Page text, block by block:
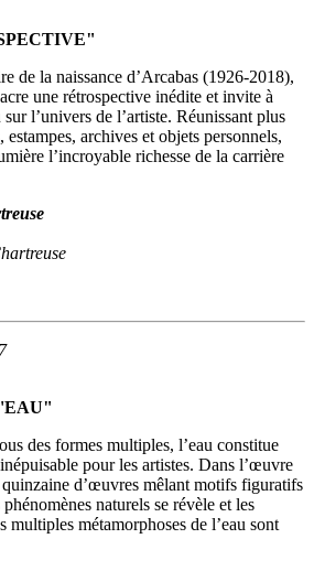
de la naissance d’Arcabas (1926-2018),
une rétrospective inédite et invite à
l’univers de l’artiste. Réunissant plus
archives et objets personnels,
l’incroyable richesse de la carrière
des formes multiples, l’eau constitue
pour les artistes. Dans l’œuvre
quinzaine d’œuvres mêlant motifs figuratifs
naturels se révèle et les
multiples métamorphoses de l’eau sont